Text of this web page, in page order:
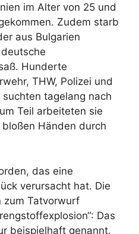
im Alter von 25 und
Zudem starb
aus Bulgarien
Hunderte
THW, Polizei und
tagelang nach
Teil arbeiteten sie
Händen durch
das eine
verursacht hat. Die
zum Tatvorwurf
Das
beispielhaft genannt.